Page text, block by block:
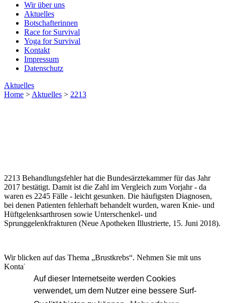
Auf dieser Internetseite werden Cookies
verwendet, um dem Nutzer eine bessere Surf-
Wir über uns
Aktuelles
Botschafterinnen
Race for Survival
Yoga for Survival
Kontakt
Impressum
Datenschutz
Aktuelles
Home > Aktuelles > 2213
2213 Behandlungsfehler hat die Bundesärztekammer für das Jahr
2017 bestätigt. Damit ist die Zahl im Vergleich zum Vorjahr - da
waren es 2245 Fälle - leicht gesunken. Die häufigsten Diagnosen,
bei denen Patienten fehlerhaft behandelt wurden, waren Knie- und
Hüftgelenksarthrosen sowie Unterschenkel- und
Sprunggelenkfrakturen (Neue Apotheken Illustrierte, 15. Juni 2018).
Wir blicken auf das Thema „Brustkrebs“. Nehmen Sie mit uns
Kontakt auf!